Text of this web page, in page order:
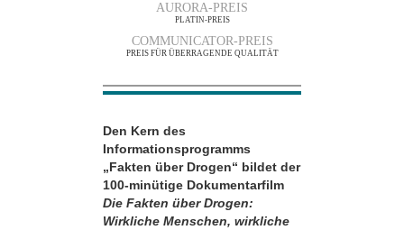
AURORA-PREIS
PLATIN-PREIS
COMMUNICATOR-PREIS
PREIS FÜR ÜBERRAGENDE QUALITÄT
Den Kern des
Informationsprogramms
„Fakten über Drogen“ bildet der
100-minütige Dokumentarfilm
Die Fakten über Drogen:
Wirkliche Menschen, wirkliche